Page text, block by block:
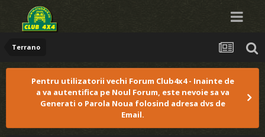
Terrano
Pentru utilizatorii vechi Forum Club4x4 - Inainte de
a va autentifica pe Noul Forum, este nevoie sa va
Generati o Parola Noua folosind adresa dvs de
Email.